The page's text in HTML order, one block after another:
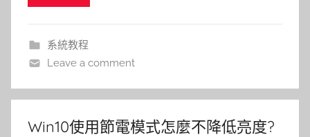
系統教程
Leave a comment
Win10使用節電模式怎麼不降低亮度?